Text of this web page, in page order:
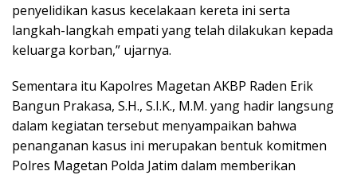
penyelidikan kasus kecelakaan kereta ini serta
langkah-langkah empati yang telah dilakukan kepada
keluarga korban,” ujarnya.
Sementara itu Kapolres Magetan AKBP Raden Erik
Bangun Prakasa, S.H., S.I.K., M.M. yang hadir langsung
dalam kegiatan tersebut menyampaikan bahwa
penanganan kasus ini merupakan bentuk komitmen
Polres Magetan Polda Jatim dalam memberikan